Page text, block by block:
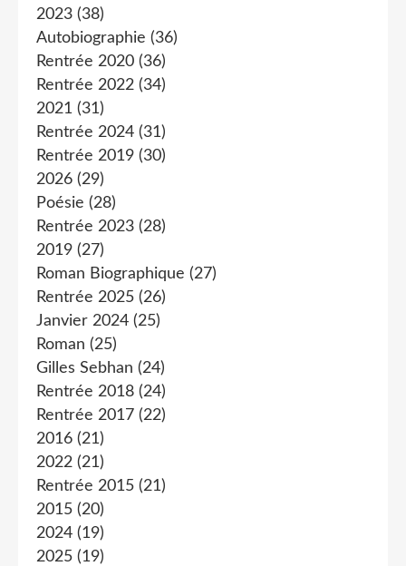
2023 (38)
Autobiographie (36)
Rentrée 2020 (36)
Rentrée 2022 (34)
2021 (31)
Rentrée 2024 (31)
Rentrée 2019 (30)
2026 (29)
Poésie (28)
Rentrée 2023 (28)
2019 (27)
Roman Biographique (27)
Rentrée 2025 (26)
Janvier 2024 (25)
Roman (25)
Gilles Sebhan (24)
Rentrée 2018 (24)
Rentrée 2017 (22)
2016 (21)
2022 (21)
Rentrée 2015 (21)
2015 (20)
2024 (19)
2025 (19)